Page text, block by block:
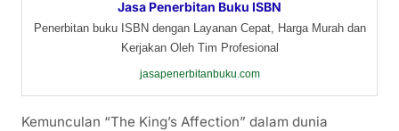
Jasa Penerbitan Buku ISBN
Penerbitan buku ISBN dengan Layanan Cepat, Harga Murah dan
Kerjakan Oleh Tim Profesional
jasapenerbitanbuku.com
Kemunculan “The King’s Affection” dalam dunia